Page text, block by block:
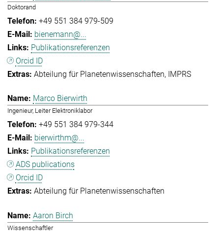
Doktorand
+49 551 384 979-509
bienemann@...
Publikationsreferenzen
Orcid ID
Abteilung für Planetenwissenschaften IMPRS
Marco Bierwirth
Ingenieur, Leiter Elektroniklabor
+49 551 384 979-344
bierwirthm@...
Publikationsreferenzen
ADS publications
Orcid ID
Abteilung für Planetenwissenschaften
Aaron Birch
Wissenschaftler